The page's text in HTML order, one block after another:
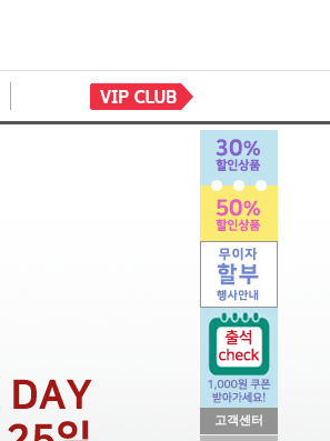
고객센터